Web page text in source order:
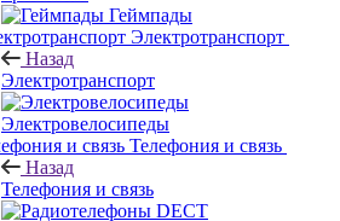
Геймпады
Электротранспорт
Назад
Электротранспорт
Электровелосипеды
Телефония и связь
Назад
Телефония и связь